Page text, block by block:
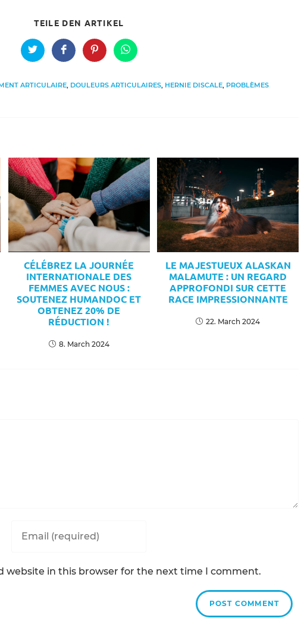
TEILE DEN ARTIKEL
CONTENT
Opens
in
window
Opens
in
window
Opens
in
window
Opens
in
window
ARTICULAIRE DOULEURS ARTICULAIRES HERNIE DISCALE PROBLÈMES
CÉLÉBREZ LA JOURNÉE
INTERNATIONALE DES
FEMMES AVEC NOUS :
SOUTENEZ HUMANDOC ET
OBTENEZ 20% DE
RÉDUCTION !
8. March 2024
LE MAJESTUEUX ALASKAN
MALAMUTE : UN REGARD
APPROFONDI SUR CETTE
RACE IMPRESSIONNANTE
22. March 2024
your
to
website in this browser for the next time I comment.